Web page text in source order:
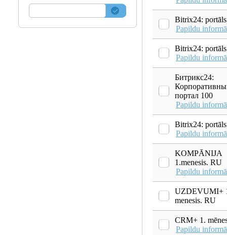
Bitrix24:
Papildu
Bitrix24:
Papildu
Битрикс24:
портал 100
Papildu
Bitrix24:
Papildu
KOMPĀNIJA
1.menesis. RU
Papildu
UZDEVUMI+
menesis. RU
CRM+ 1.
Papildu